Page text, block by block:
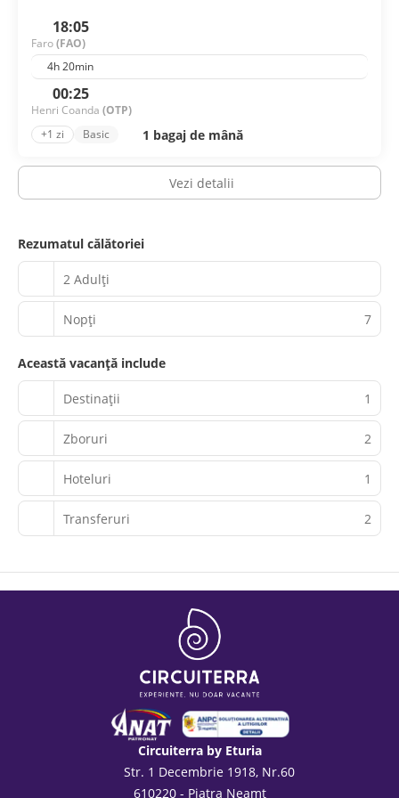
18:05
Faro(FAO)
4h 20min
00:25
Henri Coanda (OTP)
+1 zi
Basic 1 bagaj de mână
Vezi detalii
Rezumatul călătoriei
2 Adulți
Nopţi 7
Această vacanță include
Destinații 1
Zboruri 2
Hoteluri 1
Transferuri 2
Circuiterra by Eturia
Str. 1 Decembrie 1918, Nr.60
610220 - Piatra Neamt